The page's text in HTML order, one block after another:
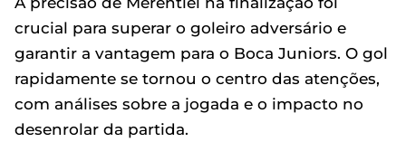
crucial para superar o goleiro adversário e
garantir a vantagem para o Boca Juniors. O gol
rapidamente se tornou o centro das atenções,
com análises sobre a jogada e o impacto no
desenrolar da partida.